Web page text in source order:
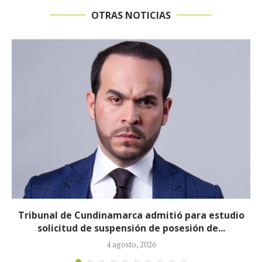
OTRAS NOTICIAS
Reducirán afiliados de la Nueva EPS: propuesta de
la ministra de Salud...
3 agosto, 2026